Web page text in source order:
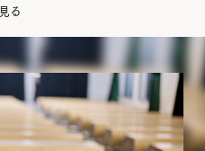
る